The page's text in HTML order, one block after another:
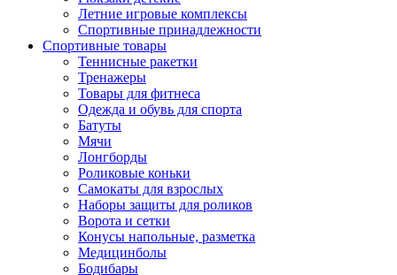
Летние игровые комплексы
Спортивные принадлежности
Спортивные товары
Теннисные ракетки
Тренажеры
Товары для фитнеса
Одежда и обувь для спорта
Батуты
Мячи
Лонгборды
Роликовые коньки
Самокаты для взрослых
Наборы защиты для роликов
Ворота и сетки
Конусы напольные, разметка
Медицинболы
Бодибары